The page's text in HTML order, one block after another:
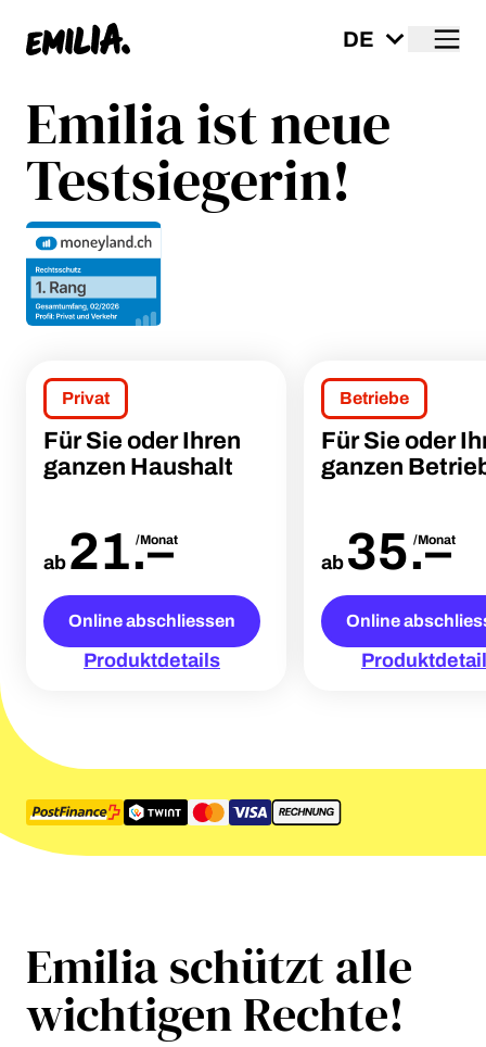
Emilia ist neue
Testsiegerin!
Privat
Für Sie oder Ihren
ganzen Haushalt
ab 21 /Monat
.–
Online abschliessen
Produktdetails
Betriebe
Für Sie oder
ganzen
ab 35 /Monat
.–
Online
Emilia schützt alle
wichtigen Rechte!